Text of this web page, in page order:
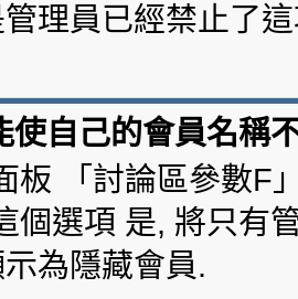
理員已經禁止了
使自己的會員名稱
板 「討論區參數F
個選項 是, 將只有
為隱藏會員.